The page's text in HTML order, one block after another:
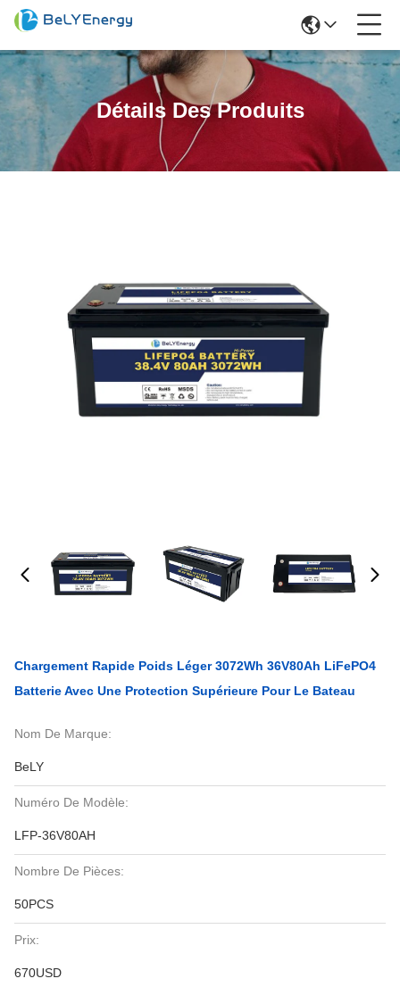
Détails Des Produits
Chargement Rapide Poids Léger 3072Wh 36V80Ah LiFePO4
Batterie Avec Une Protection Supérieure Pour Le Bateau
Nom De Marque:
BeLY
Numéro De Modèle:
LFP-36V80AH
Nombre De Pièces:
50PCS
Prix:
670USD